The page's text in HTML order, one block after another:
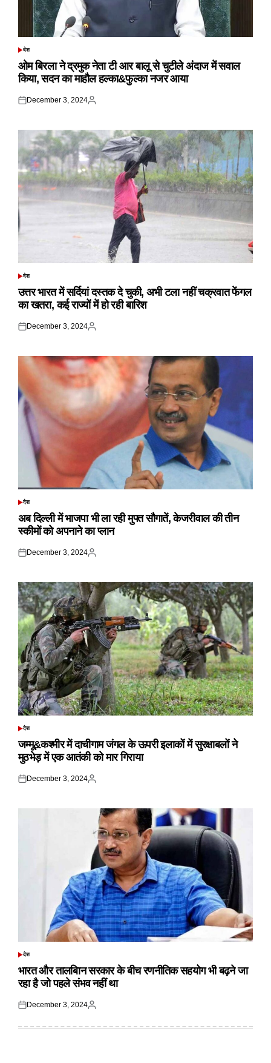
POSTED
देश
ओम बिरला ने द्रमुक नेता टी आर बालू से चुटीले अंदाज में सवाल
किया, सदन का माहौल हल्का&फुल्का नजर आया
Posted
December 3, 2024
Posted
POSTED
देश
उत्तर भारत में सर्दियां दस्तक दे चुकी, अभी टला नहीं चक्रवात फेंगल
का खतरा, कई राज्यों में हो रही बारिश
Posted
December 3, 2024
Posted
POSTED
देश
अब दिल्ली में भाजपा भी ला रही मुफ्त सौगातें, केजरीवाल की तीन
स्कीमों को अपनाने का प्लान
Posted
December 3, 2024
Posted
POSTED
देश
जम्मू&कश्मीर में दाचीगाम जंगल के ऊपरी इलाकों में सुरक्षाबलों ने
मुठभेड़ में एक आतंकी को मार गिराया
Posted
December 3, 2024
Posted
POSTED
देश
भारत और तालबिान सरकार के बीच रणनीतिक सहयोग भी बढ़ने जा
रहा है जो पहले संभव नहीं था
Posted
December 3, 2024
Posted